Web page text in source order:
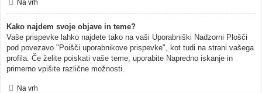
Na vrh
Kako najdem svoje objave in teme?
Vaše prispevke lahko najdete tako na vaši Uporabniški Nadzorni Plošči
pod povezavo "Poišči uporabnikove prispevke", kot tudi na strani vašega
profila. Če želite poiskati vaše teme, uporabite Napredno iskanje in
primerno vpišite različne možnosti.
Na vrh